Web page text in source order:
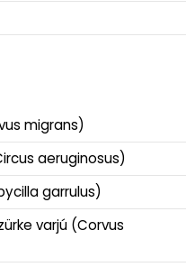
migrans)
aeruginosus)
garrulus)
varjú (Corvus